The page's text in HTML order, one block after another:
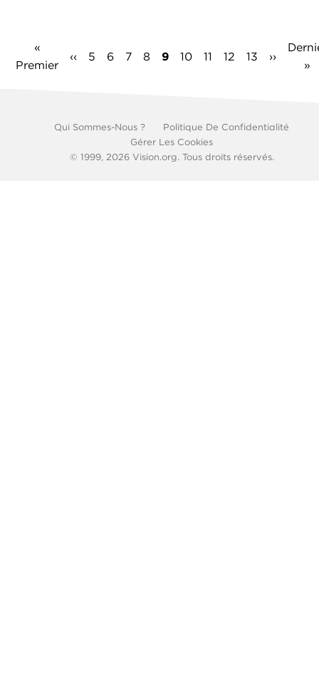
Première
page
«
Premier
Page
‹‹ Page
5 Page
6 Page
7 Page
8
Page
9 Page
10 Page
11 Page
12 Page
13
Page
››
page
»
Footer
Qui Sommes-Nous ?
Politique De Confidentialité
Gérer Les Cookies
© 1999, 2026 Vision.org. Tous droits réservés.